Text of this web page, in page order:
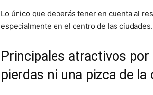
Lo único que deberás tener en cuenta al
especialmente en el centro de las ciudades.
Principales atractivos
pierdas ni una pizca de la